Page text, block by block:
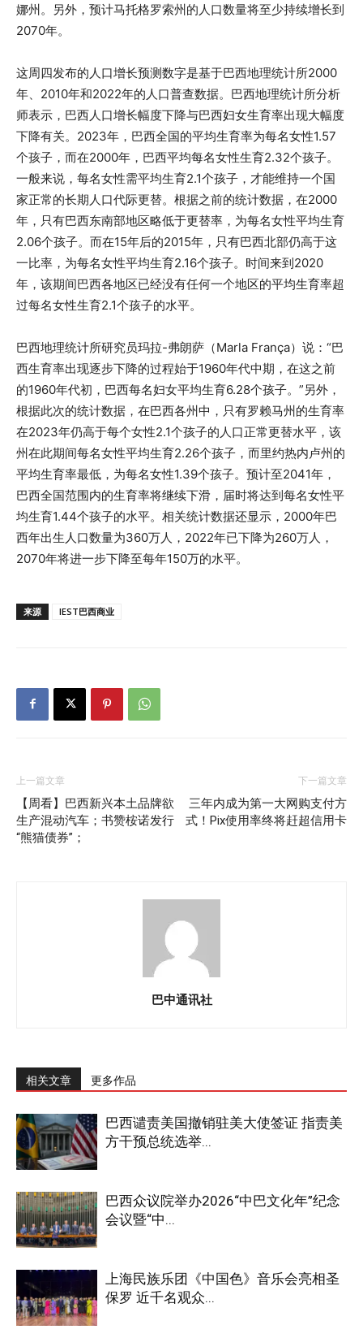
娜州。另外，预计马托格罗索州的人口数量将至少持续增长到
2070年。
这周四发布的人口增长预测数字是基于巴西地理统计所2000
年、2010年和2022年的人口普查数据。巴西地理统计所分析
师表示，巴西人口增长幅度下降与巴西妇女生育率出现大幅度
下降有关。2023年，巴西全国的平均生育率为每名女性1.57
个孩子，而在2000年，巴西平均每名女性生育2.32个孩子。
一般来说，每名女性需平均生育2.1个孩子，才能维持一个国
家正常的长期人口代际更替。根据之前的统计数据，在2000
年，只有巴西东南部地区略低于更替率，为每名女性平均生育
2.06个孩子。而在15年后的2015年，只有巴西北部仍高于这
一比率，为每名女性平均生育2.16个孩子。时间来到2020
年，该期间巴西各地区已经没有任何一个地区的平均生育率超
过每名女性生育2.1个孩子的水平。
巴西地理统计所研究员玛拉-弗朗萨（Marla França）说：“巴
西生育率出现逐步下降的过程始于1960年代中期，在这之前
的1960年代初，巴西每名妇女平均生育6.28个孩子。”另外，
根据此次的统计数据，在巴西各州中，只有罗赖马州的生育率
在2023年仍高于每个女性2.1个孩子的人口正常更替水平，该
州在此期间每名女性平均生育2.26个孩子，而里约热内卢州的
平均生育率最低，为每名女性1.39个孩子。预计至2041年，
巴西全国范围内的生育率将继续下滑，届时将达到每名女性平
均生育1.44个孩子的水平。相关统计数据还显示，2000年巴
西年出生人口数量为360万人，2022年已下降为260万人，
2070年将进一步下降至每年150万的水平。
来源 IEST巴西商业
上一篇文章
【周看】巴西新兴本土品牌欲
生产混动汽车；书赞桉诺发行
“熊猫债券”；
下一篇文章
三年内成为第一大网购支付方
式！Pix使用率终将赶超信用卡
巴中通讯社
相关文章 更多作品
巴西谴责美国撤销驻美大使签证 指责美
方干预总统选举...
巴西众议院举办2026“中巴文化年”纪念
会议暨“中...
上海民族乐团《中国色》音乐会亮相圣
保罗 近千名观众...